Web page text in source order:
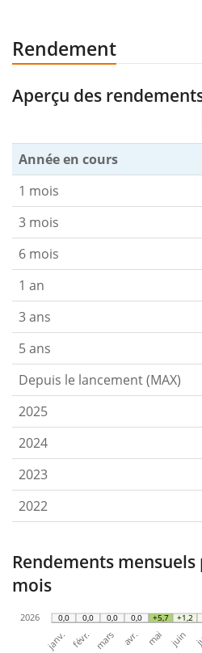
Rendement
Aperçu des
Année en cours
1 mois
3 mois
6 mois
1 an
3 ans
5 ans
Depuis le lancement (MAX)
2025
2024
2023
2022
Rendements
mois
0,0 0,0 0,0 0,0 +5,7 +1,2
janv. févr. mars avr. mai juin
2026